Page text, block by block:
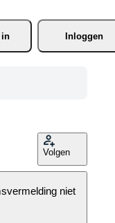
Inloggen
Volgen
niet